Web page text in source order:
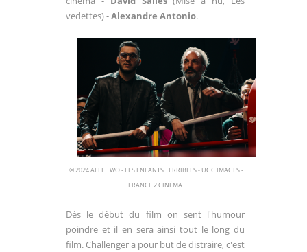
vedettes) -Alexandre Antonio.
© 2024 ALEF TWO - LES ENFANTS TERRIBLES - UGC IMAGES -
FRANCE 2 CINÉMA
Dès le début du film on sent l'humour
poindre et il en sera ainsi tout le long du
film. Challenger a pour but de distraire, c'est